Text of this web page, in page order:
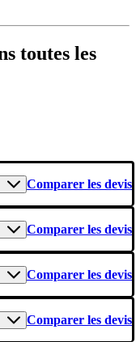
toutes les
Comparer les devis
Comparer les devis
Comparer les devis
Comparer les devis